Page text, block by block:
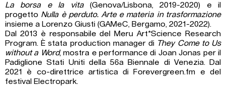
La borsa e la vita(Genova/Lisbona, 2019-2020) e il
progetto Nulla è perduto. Arte e materia in trasformazione
insieme a Lorenzo Giusti (GAMeC, Bergamo, 2021-2022).
Dal 2013 è responsabile del Meru Art*Science Research
Program. È stata production manager di They Come to Us
without a Word, mostra e performance di Joan Jonas per il
Padiglione Stati Uniti della 56a Biennale di Venezia. Dal
2021 è co-direttrice artistica di Forevergreen.fm e del
festival Electropark.